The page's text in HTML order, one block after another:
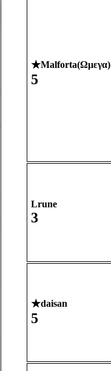
★Malforta(Ωμεγα)
5
Lrune
3
★daisan
5